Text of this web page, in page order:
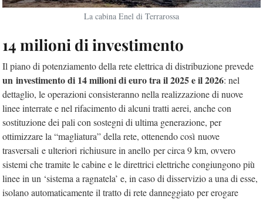
La cabina Enel di Terrarossa
14 milioni di investimento
Il piano di potenziamento della rete elettrica di distribuzione prevede
un investimento di 14 milioni di euro tra il 2025 e il 2026: nel
dettaglio, le operazioni consisteranno nella realizzazione di nuove
linee interrate e nel rifacimento di alcuni tratti aerei, anche con
sostituzione dei pali con sostegni di ultima generazione, per
ottimizzare la “magliatura” della rete, ottenendo così nuove
trasversali e ulteriori richiusure in anello per circa 9 km, ovvero
sistemi che tramite le cabine e le direttrici elettriche congiungono più
linee in un ‘sistema a ragnatela’ e, in caso di disservizio a una di esse,
isolano automaticamente il tratto di rete danneggiato per erogare